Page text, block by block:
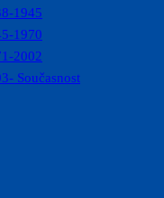
1945
1970
2002
Současnost